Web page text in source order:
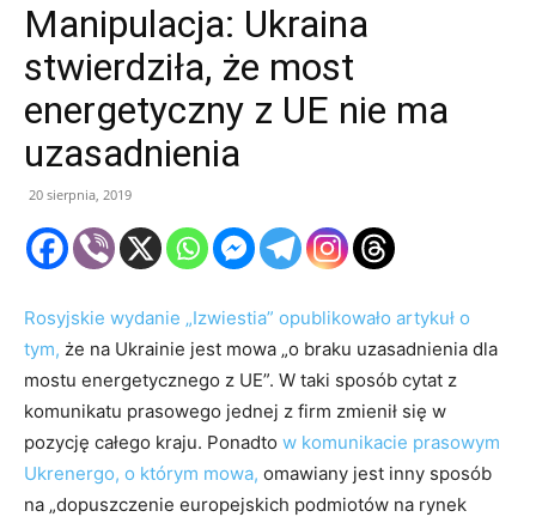
Manipulacja: Ukraina
stwierdziła, że most
energetyczny z UE nie ma
uzasadnienia
20 sierpnia, 2019
Rosyjskie wydanie „Izwiestia” opublikowało artykuł o
tym, że na Ukrainie jest mowa „o braku uzasadnienia dla
mostu energetycznego z UE”. W taki sposób cytat z
komunikatu prasowego jednej z firm zmienił się w
pozycję całego kraju. Ponadto w komunikacie prasowym
Ukrenergo, o którym mowa, omawiany jest inny sposób
na „dopuszczenie europejskich podmiotów na rynek